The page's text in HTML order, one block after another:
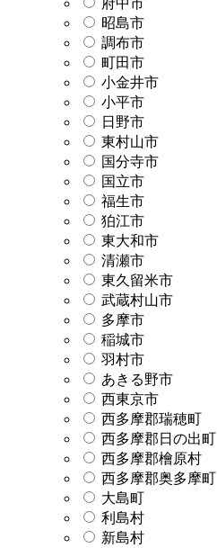
昭島市
調布市
町田市
小金井市
小平市
日野市
東村山市
国分寺市
国立市
福生市
狛江市
東大和市
清瀬市
東久留米市
武蔵村山市
多摩市
稲城市
羽村市
あきる野市
西東京市
西多摩郡瑞穂町
西多摩郡日の出町
西多摩郡檜原村
西多摩郡奥多摩町
大島町
利島村
新島村